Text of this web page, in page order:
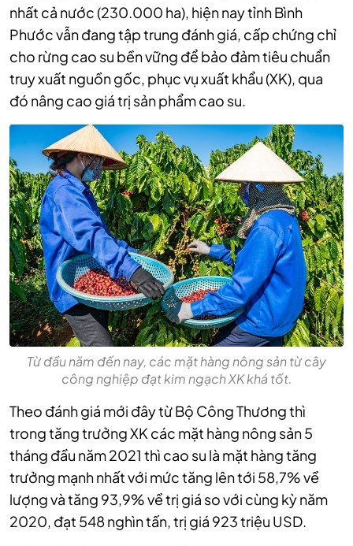
nhất cả nước (230.000 ha), hiện nay tỉnh Bình
Phước vẫn đang tập trung đánh giá, cấp chứng chỉ
cho rừng cao su bền vững để bảo đảm tiêu chuẩn
truy xuất nguồn gốc, phục vụ xuất khẩu (XK), qua
đó nâng cao giá trị sản phẩm cao su.
Từ đầu năm đến nay, các mặt hàng nông sản từ cây
công nghiệp đạt kim ngạch XK khá tốt.
Theo đánh giá mới đây từ Bộ Công Thương thì
trong tăng trưởng XK các mặt hàng nông sản 5
tháng đầu năm 2021 thì cao su là mặt hàng tăng
trưởng mạnh nhất với mức tăng lên tới 58,7% về
lượng và tăng 93,9% về trị giá so với cùng kỳ năm
2020, đạt 548 nghìn tấn, trị giá 923 triệu USD.